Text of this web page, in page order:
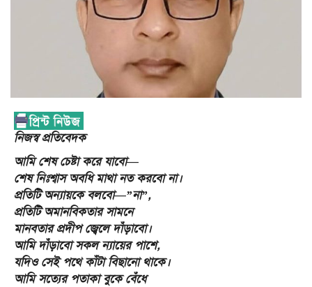
নিজস্ব প্রতিবেদক
আমি শেষ চেষ্টা করে যাবো—
শেষ নিঃশ্বাস অবধি মাথা নত করবো না।
প্রতিটি অন্যায়কে বলবো—”না”,
প্রতিটি অমানবিকতার সামনে
মানবতার প্রদীপ জ্বেলে দাঁড়াবো।
আমি দাঁড়াবো সকল ন্যায়ের পাশে,
যদিও সেই পথে কাঁটা বিছানো থাকে।
আমি সত্যের পতাকা বুকে বেঁধে